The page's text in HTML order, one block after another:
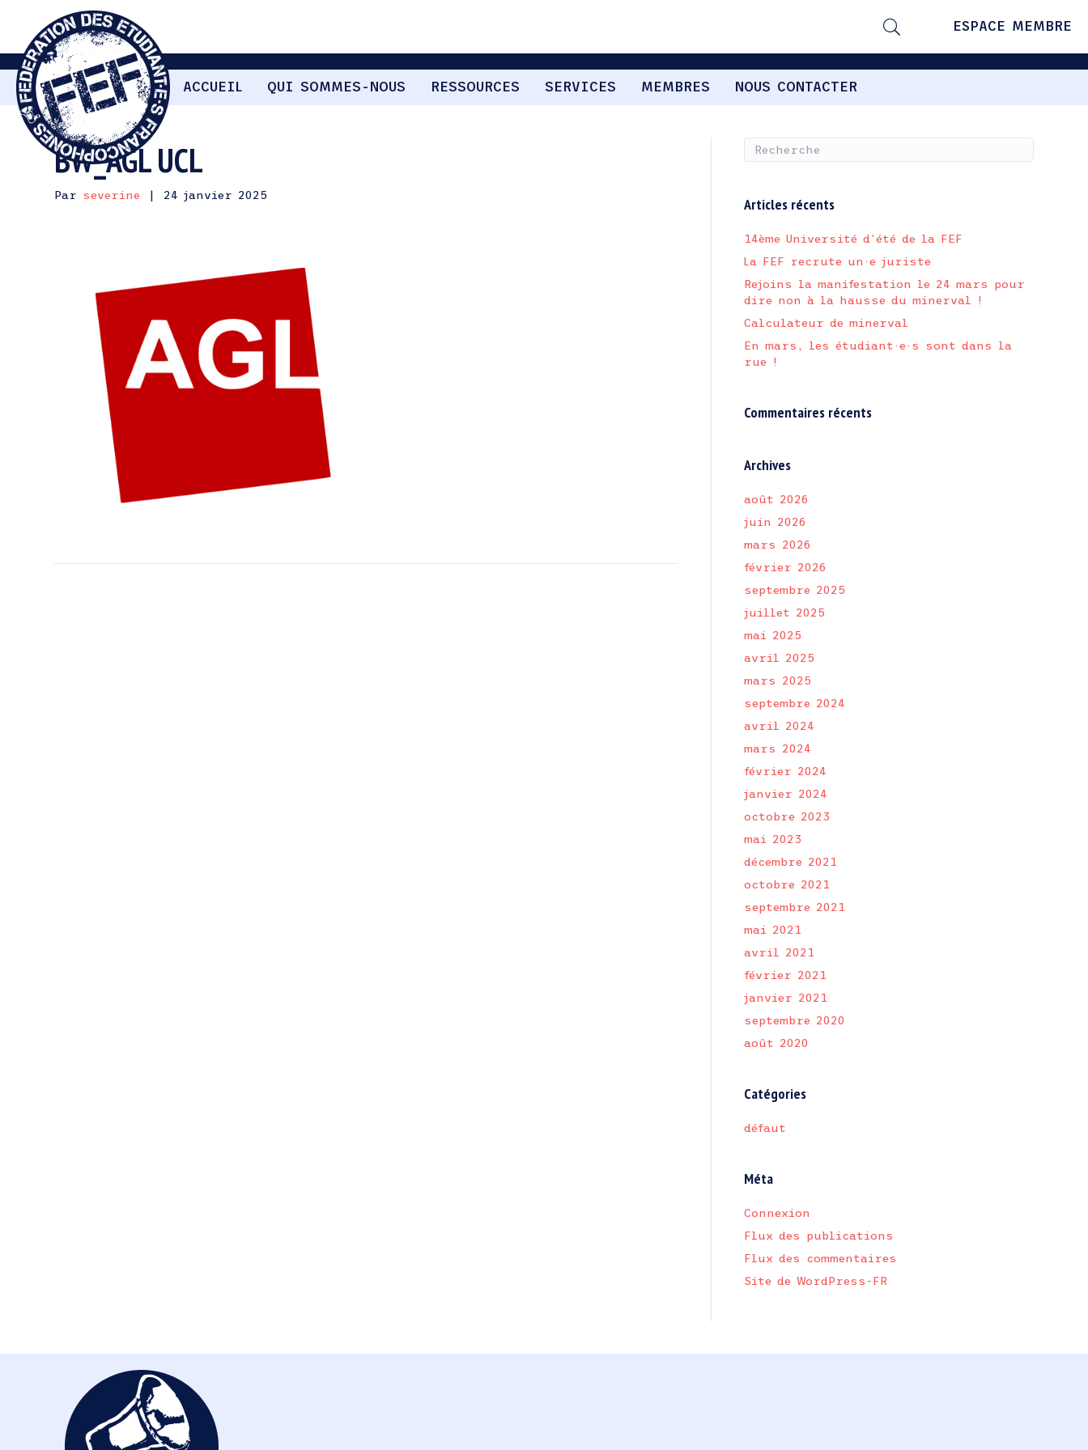
ESPACE MEMBRE
ACCUEIL QUI SOMMES-NOUS RESSOURCES SERVICES MEMBRES NOUS CONTACTER
BW_AGL UCL
Par severine | 24 janvier 2025
Articles récents
14ème Université d’été de la FEF
La FEF recrute un·e juriste
Rejoins la manifestation le 24 mars pour
dire non à la hausse du minerval !
Calculateur de minerval
En mars, les étudiant·e·s sont dans la
rue !
Commentaires récents
Archives
août 2026
juin 2026
mars 2026
février 2026
septembre 2025
juillet 2025
mai 2025
avril 2025
mars 2025
septembre 2024
avril 2024
mars 2024
février 2024
janvier 2024
octobre 2023
mai 2023
décembre 2021
octobre 2021
septembre 2021
mai 2021
avril 2021
février 2021
janvier 2021
septembre 2020
août 2020
Catégories
défaut
Méta
Connexion
Flux des publications
Flux des commentaires
Site de WordPress-FR